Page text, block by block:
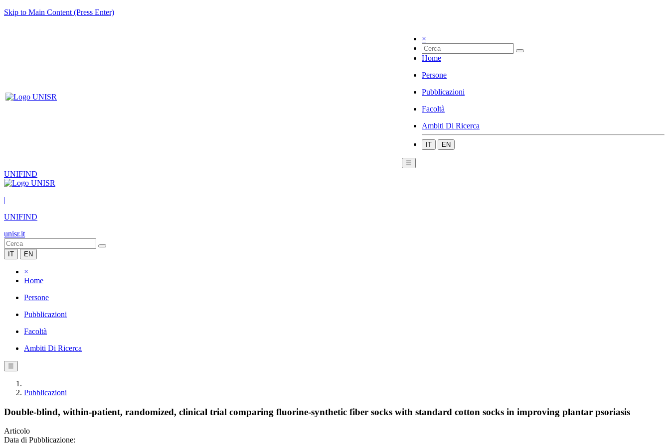
Skip to Main Content (Press Enter)
×
Home
Persone
Pubblicazioni
Facoltà
Ambiti Di Ricerca
IT EN
☰
UNIFIND
|
UNIFIND
unisr.it
IT EN
×
Home
Persone
Pubblicazioni
Facoltà
Ambiti Di Ricerca
☰
Pubblicazioni
Double-blind, within-patient, randomized, clinical trial comparing fluorine-synthetic fiber socks with standard cotton socks in improving plantar psoriasis
Articolo
Data di Pubblicazione: